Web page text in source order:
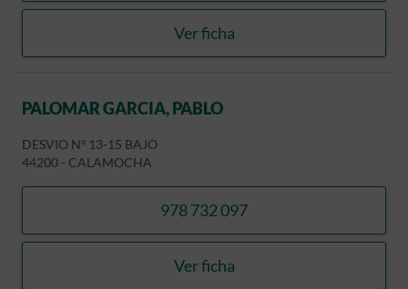
Ver ficha
FISIOTER
PALOMAR GARCIA, PABLO
DESVIO Nº 13-15 BAJO
44200 - CALAMOCHA
978 732 097
llamar PALOMAR GARCIA,
Ver ficha
PALOMAR GARCIA, PABLO